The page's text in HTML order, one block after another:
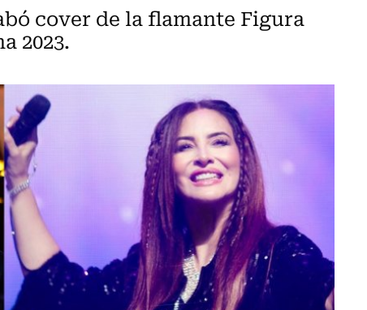
cover de la flamante Figura
2023.